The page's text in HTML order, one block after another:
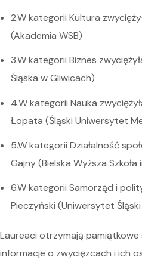
2.W kategorii Kultura
(Akademia WSB)
3.W kategorii Biznes
Śląska w Gliwicach)
4.W kategorii Nauka
Łopata (Śląski Uniwersytet
5.W kategorii Działalność
Gajny (Bielska Wyższa
6.W kategorii Samorząd i
Pieczyński (Uniwersytet
Laureaci otrzymają
informacje o zwycięzcach i ich